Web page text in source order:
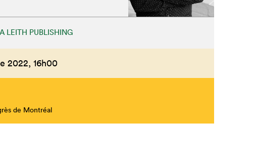
Fermer
LEITH PUBLISHING
2022, 16h00
de Montréal